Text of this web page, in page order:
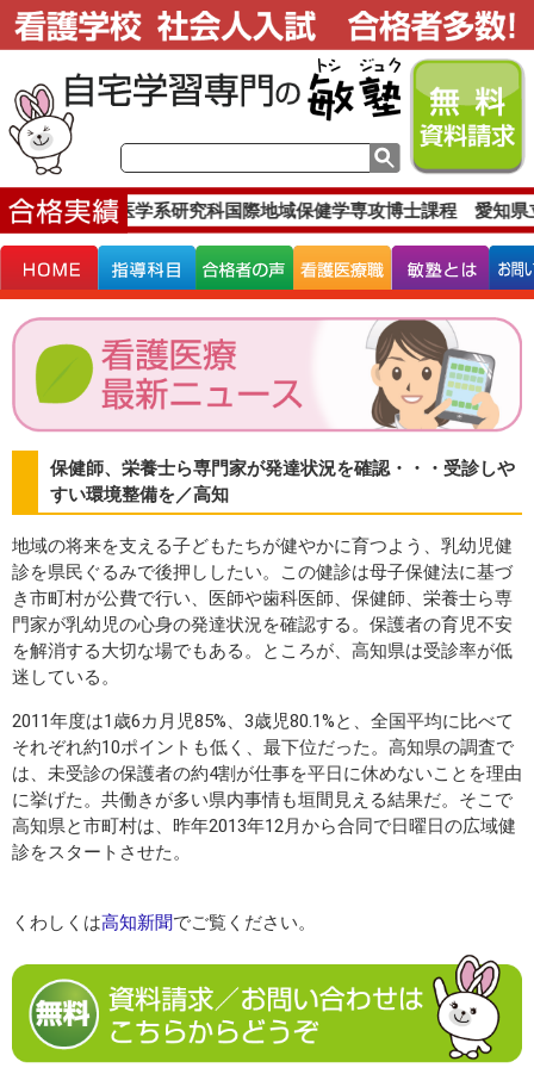
大学大学院医学系研究科国際地域保健学専攻博士課程 愛知
保健師、栄養士ら専門家が発達状況を確認・・・受診しや
すい環境整備を／高知
地域の将来を支える子どもたちが健やかに育つよう、乳幼児健
診を県民ぐるみで後押ししたい。この健診は母子保健法に基づ
き市町村が公費で行い、医師や歯科医師、保健師、栄養士ら専
門家が乳幼児の心身の発達状況を確認する。保護者の育児不安
を解消する大切な場でもある。ところが、高知県は受診率が低
迷している。
2011年度は1歳6カ月児85%、3歳児80.1%と、全国平均に比べて
それぞれ約10ポイントも低く、最下位だった。高知県の調査で
は、未受診の保護者の約4割が仕事を平日に休めないことを理由
に挙げた。共働きが多い県内事情も垣間見える結果だ。そこで
高知県と市町村は、昨年2013年12月から合同で日曜日の広域健
診をスタートさせた。
くわしくは高知新聞でご覧ください。